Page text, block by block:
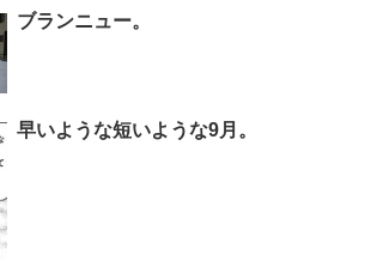
ブランニュー。
早いような短いような9月。